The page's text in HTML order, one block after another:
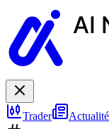
AI
Trader